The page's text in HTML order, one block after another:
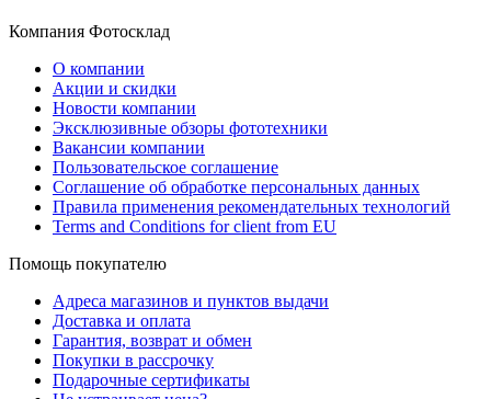
Компания Фотосклад
О компании
Акции и скидки
Новости компании
Эксклюзивные обзоры фототехники
Вакансии компании
Пользовательское соглашение
Соглашение об обработке персональных данных
Правила применения рекомендательных технологий
Terms and Conditions for client from EU
Помощь покупателю
Адреса магазинов и пунктов выдачи
Доставка и оплата
Гарантия, возврат и обмен
Покупки в рассрочку
Подарочные сертификаты